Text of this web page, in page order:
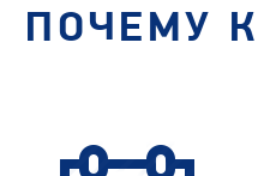
ПОЧЕМУ